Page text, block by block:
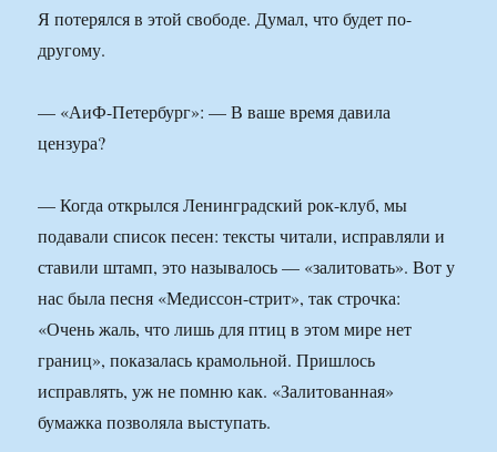
Я потерялся в этой свободе. Думал, что будет по-
другому.
— «АиФ-Петербург»: — В ваше время давила
цензура?
— Когда открылся Ленинградский рок-клуб, мы
подавали список песен: тексты читали, исправляли и
ставили штамп, это называлось — «залитовать». Вот у
нас была песня «Медиссон-стрит», так строчка:
«Очень жаль, что лишь для птиц в этом мире нет
границ», показалась крамольной. Пришлось
исправлять, уж не помню как. «Залитованная»
бумажка позволяла выступать.